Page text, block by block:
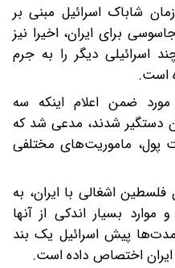
شاباک اسرائیل مبنی بر
برای ایران، اخیرا نیز
اسرائیلی دیگر را به جرم
است.
ضمن اعلام اینکه سه
دستگیر شدند، مدعی شد که
پول، ماموریت‌های مختلفی
اشغالی با ایران، به
بسیار اندکی از آنها
پیش اسرائیل یک بند
ایران اختصاص داده است.